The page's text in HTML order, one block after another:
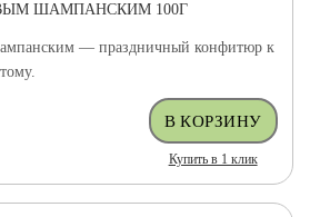
ШАМПАНСКИМ 100Г
— праздничный конфитюр к
Купить в 1 клик